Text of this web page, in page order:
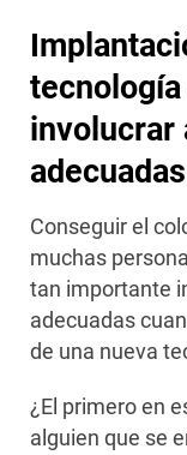
involucrar
adecuadas
Conseguir el
muchas
tan importante
adecuadas
de una nueva
¿El primero en
alguien que se